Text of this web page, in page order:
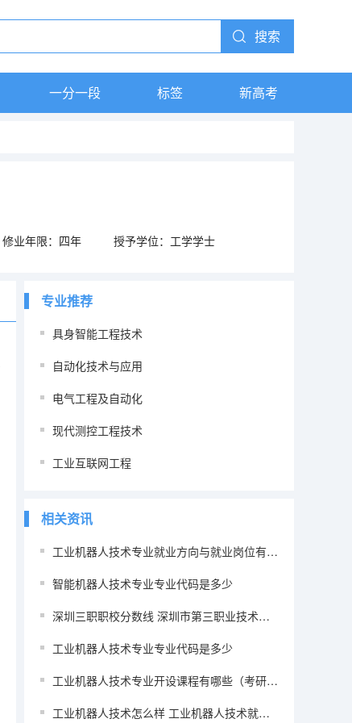
搜索
一分一段 标签 新高考
修业年限：四年 授予学位：工学学士
专业推荐
具身智能工程技术
自动化技术与应用
电气工程及自动化
现代测控工程技术
工业互联网工程
相关资讯
工业机器人技术专业就业方向与就业岗位有哪些
智能机器人技术专业专业代码是多少
深圳三职职校分数线 深圳市第三职业技术学校工业机器人技术应用分数线
工业机器人技术专业专业代码是多少
工业机器人技术专业开设课程有哪些（考研方向）
工业机器人技术怎么样 工业机器人技术就业前景